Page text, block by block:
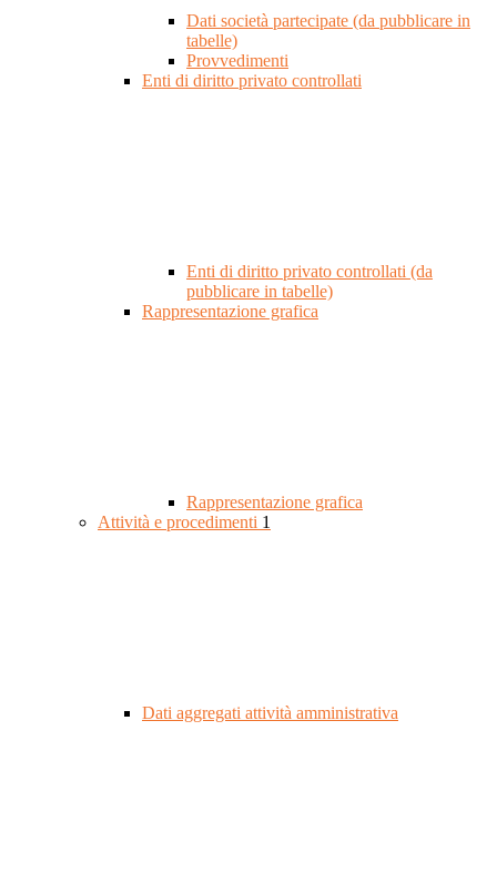
Dati società partecipate (da pubblicare in
tabelle)
Provvedimenti
Enti di diritto privato controllati
Enti di diritto privato controllati (da
pubblicare in tabelle)
Rappresentazione grafica
Rappresentazione grafica
Attività e procedimenti 1
Dati aggregati attività amministrativa